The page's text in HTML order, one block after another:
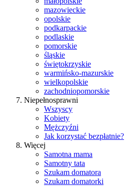
mazowieckie
opolskie
podkarpackie
podlaskie
pomorskie
śląskie
świętokrzyskie
warmińsko-mazurskie
wielkopolskie
zachodniopomorskie
Niepełnosprawni
Wszyscy
Kobiety
Mężczyźni
Jak korzystać bezpłatnie?
Więcej
Samotna mama
Samotny tata
Szukam domatora
Szukam domatorki